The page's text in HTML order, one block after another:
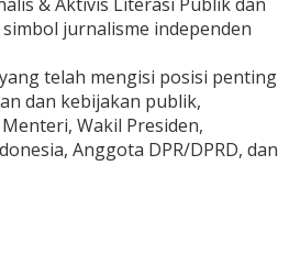
jurnalisme independen
telah mengisi posisi penting
dan kebijakan publik,
Wakil Presiden,
Anggota DPR/DPRD, dan